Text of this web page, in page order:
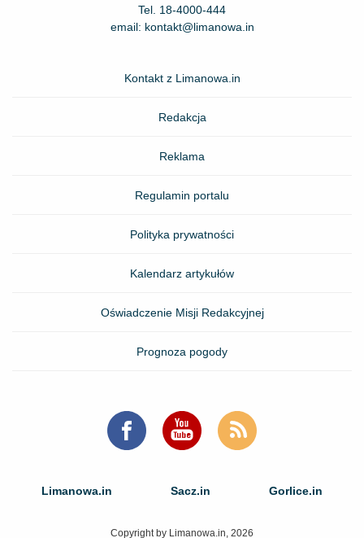
Tel. 18-4000-444
email: kontakt@limanowa.in
Kontakt z Limanowa.in
Redakcja
Reklama
Regulamin portalu
Polityka prywatności
Kalendarz artykułów
Oświadczenie Misji Redakcyjnej
Prognoza pogody
Limanowa.in Sacz.in Gorlice.in
Copyright by Limanowa.in, 2026